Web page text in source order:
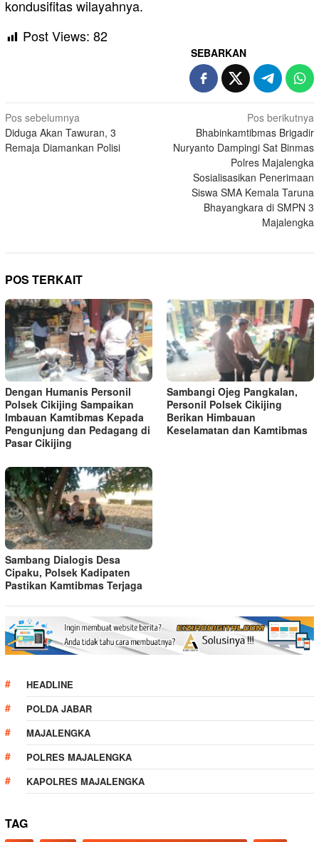
kondusifitas wilayahnya.
Post Views: 82
SEBARKAN
Navigasi
pos
Pos sebelumnya
Diduga Akan Tawuran, 3
Remaja Diamankan Polisi
Pos berikutnya
Bhabinkamtibmas Brigadir
Nuryanto Dampingi Sat Binmas
Polres Majalengka
Sosialisasikan Penerimaan
Siswa SMA Kemala Taruna
Bhayangkara di SMPN 3
Majalengka
POS TERKAIT
Dengan Humanis Personil
Polsek Cikijing Sampaikan
Imbauan Kamtibmas Kepada
Pengunjung dan Pedagang di
Pasar Cikijing
Sambangi Ojeg Pangkalan,
Personil Polsek Cikijing
Berikan Himbauan
Keselamatan dan Kamtibmas
Sambang Dialogis Desa
Cipaku, Polsek Kadipaten
Pastikan Kamtibmas Terjaga
HEADLINE
POLDA JABAR
MAJALENGKA
POLRES MAJALENGKA
KAPOLRES MAJALENGKA
TAG